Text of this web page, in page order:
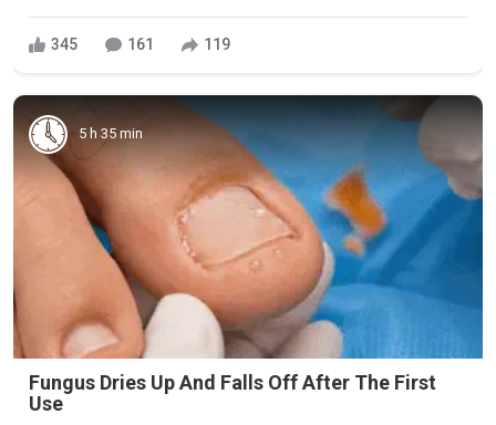
345 161 119
5 h 35 min
Fungus Dries Up And Falls Off After The First
Use